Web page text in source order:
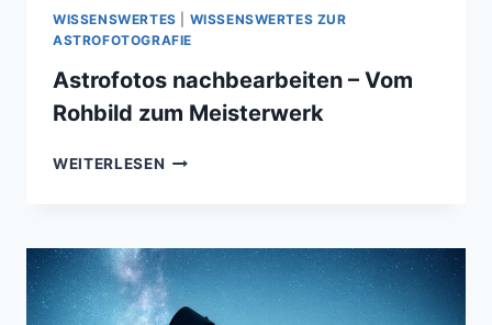
WISSENSWERTES
WISSENSWERTES ZUR
ASTROFOTOGRAFIE
Astrofotos nachbearbeiten – Vom
Rohbild zum Meisterwerk
WEITERLESEN ASTROFOTOS
ROHBILD
ZUM
MEISTERWERK